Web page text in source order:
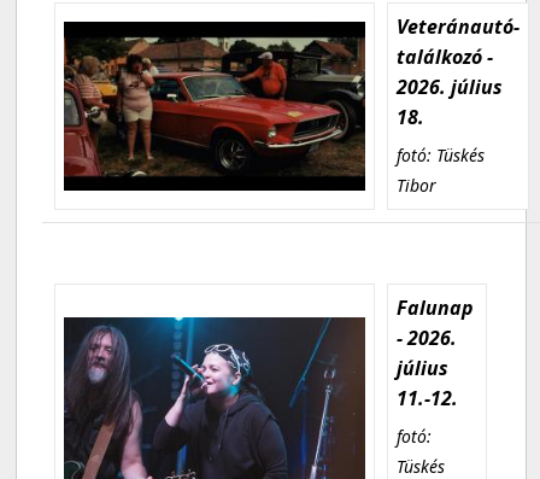
Veteránautó-
találkozó -
2026. július
18.
fotó: Tüskés
Tibor
Falunap
- 2026.
július
11.-12.
fotó:
Tüskés